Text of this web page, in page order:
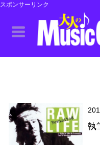
スポンサーリンク
執